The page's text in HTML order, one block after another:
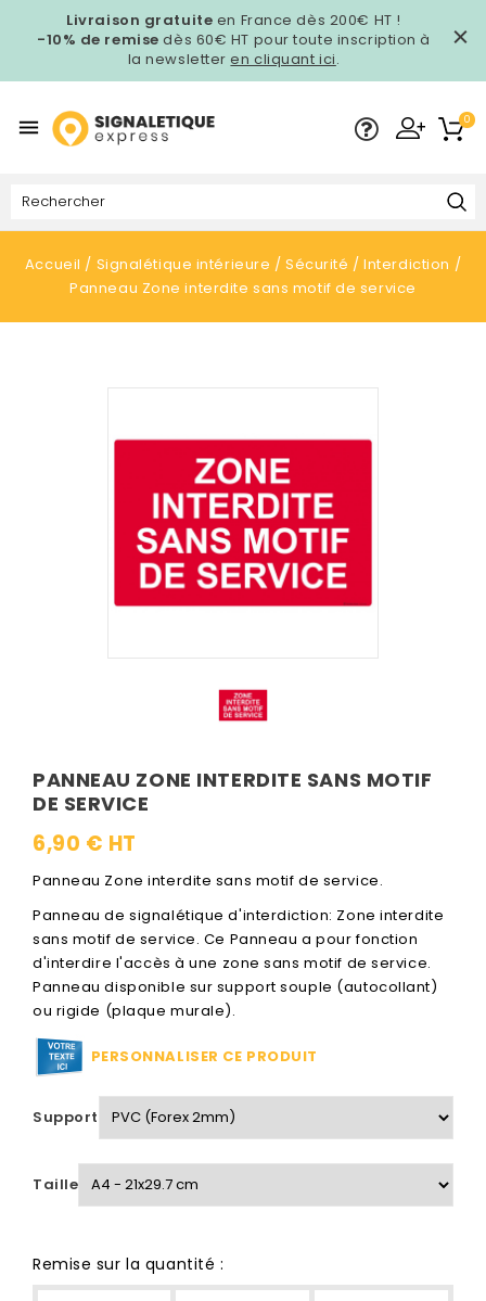
Livraison gratuite en France dès 200€ HT !
-10% de remise dès 60€ HT pour toute inscription à
la newsletteren cliquant ici.
 0
Accueil Signalétique intérieure Sécurité
Interdiction
Panneau Zone interdite sans motif de service
PANNEAU ZONE INTERDITE SANS MOTIF
DE SERVICE
6,90 € HT
Panneau Zone interdite sans motif de service.
Panneau de signalétique d'interdiction: Zone interdite
sans motif de service. Ce Panneau a pour fonction
d'interdire l'accès à une zone sans motif de service.
Panneau disponible sur support souple (autocollant)
ou rigide (plaque murale).
PERSONNALISER CE PRODUIT
Support
Taille
Remise sur la quantité :